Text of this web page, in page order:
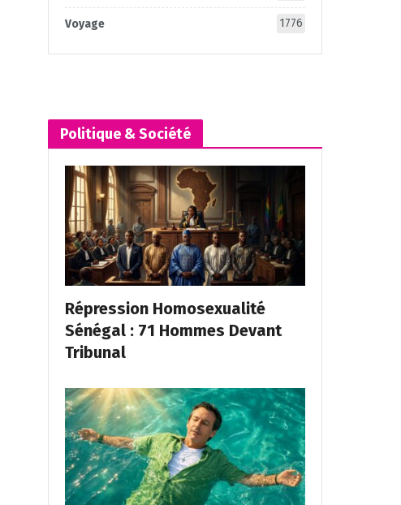
Voyage 1776
Politique & Société
Répression Homosexualité
Sénégal : 71 Hommes Devant
Tribunal